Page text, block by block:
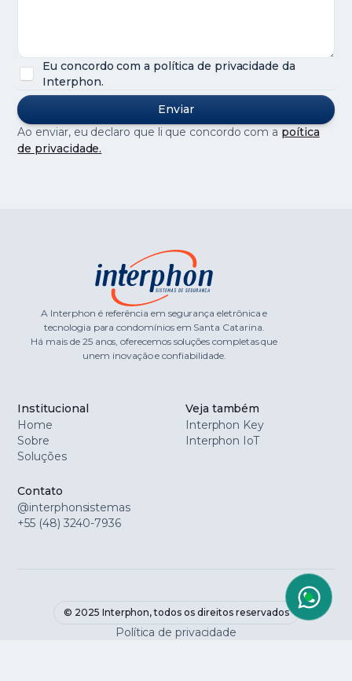
Eu concordo com a política de privacidade da
Interphon.
Ao enviar, eu declaro que li que concordo com a poítica
de privacidade.
A Interphon é referência em segurança eletrônica e
tecnologia para condomínios em Santa Catarina.
Há mais de 25 anos, oferecemos soluções completas que
unem inovação e confiabilidade.
Institucional
Home
Sobre
Soluções
Veja também
Interphon Key
Interphon IoT
Contato
@interphonsistemas
+55 (48) 3240-7936
© 2025 Interphon, todos os direitos reservados
Política de privacidade